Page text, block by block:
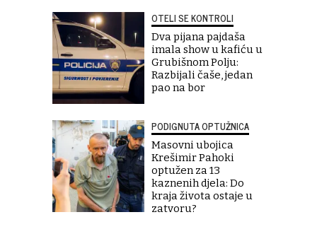
OTELI SE KONTROLI
Dva pijana pajdaša
imala show u kafiću u
Grubišnom Polju:
Razbijali čaše, jedan
pao na bor
PODIGNUTA OPTUŽNICA
Masovni ubojica
Krešimir Pahoki
optužen za 13
kaznenih djela: Do
kraja života ostaje u
zatvoru?